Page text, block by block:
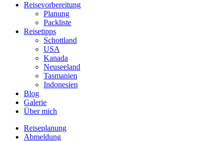
Reisevorbereitung
Planung
Packliste
Reisetipps
Schottland
USA
Kanada
Neuseeland
Tasmanien
Indonesien
Blog
Galerie
Über mich
Reiseplanung
Abmeldung